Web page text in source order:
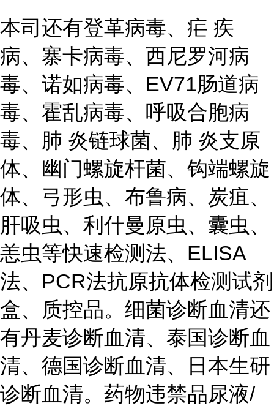
本司还有登革病毒、疟 疾
病、寨卡病毒、西尼罗河病
毒、诺如病毒、EV71肠道病
毒、霍乱病毒、呼吸合胞病
毒、肺 炎链球菌、肺 炎支原
体、幽门螺旋杆菌、钩端螺旋
体、弓形虫、布鲁病、炭疽、
肝吸虫、利什曼原虫、囊虫、
恙虫等快速检测法、ELISA
法、PCR法抗原抗体检测试剂
盒、质控品。细菌诊断血清还
有丹麦诊断血清、泰国诊断血
清、德国诊断血清、日本生研
诊断血清。药物违禁品尿液/